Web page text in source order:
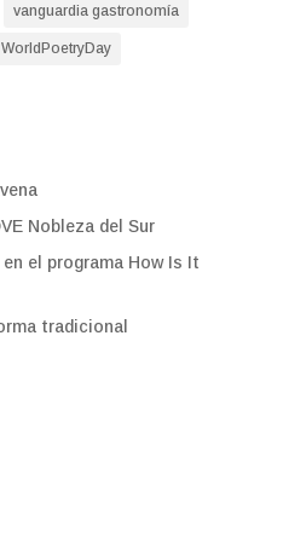
vanguardia gastronomía
WorldPoetryDay
Nobleza del Sur
el programa How Is It
tradicional